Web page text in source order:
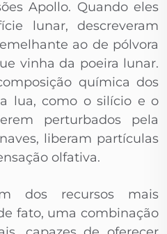
Apollo. Quando eles
lunar, descreveram
ao de pólvora
vinha da poeira lunar.
química dos
lua, como o silício e o
perturbados pela
liberam partículas
olfativa.
dos recursos mais
fato, uma combinação